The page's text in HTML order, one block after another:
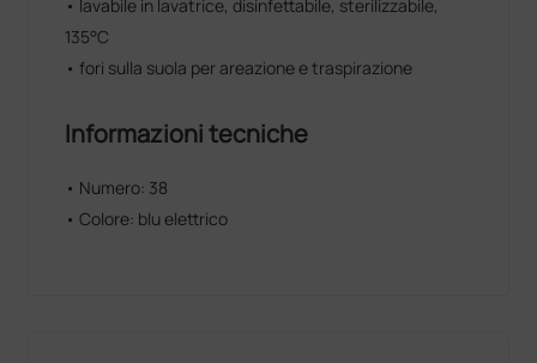
• lavabile in lavatrice, disinfettabile, sterilizzabile,
135°C
• fori sulla suola per areazione e traspirazione
Informazioni tecniche
• Numero: 38
• Colore: blu elettrico